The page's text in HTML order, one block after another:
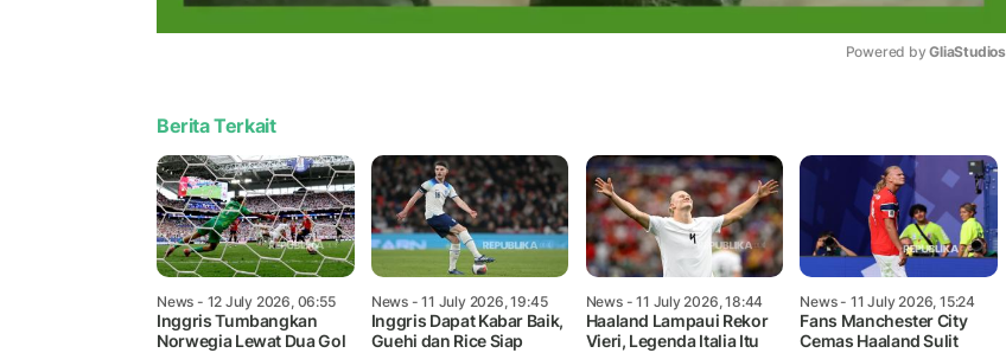
Powered by GliaStudios
Berita Terkait
News - 12 July 2026, 06:55
Inggris Tumbangkan
Norwegia Lewat Dua Gol
News- 11 July 2026, 19:45
Inggris Dapat Kabar Baik,
Guehi dan Rice Siap
News- 11 July 2026, 18:44
Haaland Lampaui Rekor
Vieri, Legenda Italia Itu
News- 11 July 2026, 15:24
Fans Manchester City
Cemas Haaland Sulit